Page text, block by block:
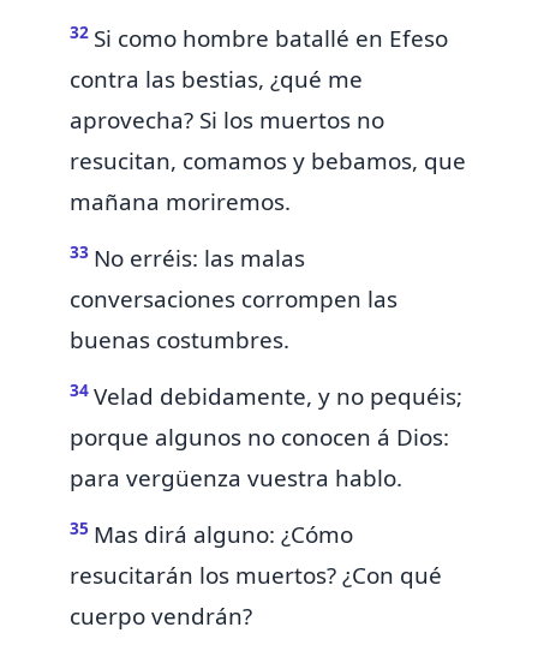
32 Si como hombre batallé en Efeso
contra las bestias, ¿qué me
aprovecha? Si los muertos no
resucitan, comamos y bebamos, que
mañana moriremos.
33 No erréis: las malas
conversaciones corrompen las
buenas costumbres.
34 Velad debidamente, y no pequéis;
porque algunos no conocen á Dios:
para vergüenza vuestra hablo.
35 Mas dirá alguno: ¿Cómo
resucitarán los muertos? ¿Con qué
cuerpo vendrán?